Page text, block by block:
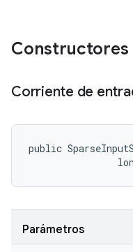
Corriente de
public
Parámetros